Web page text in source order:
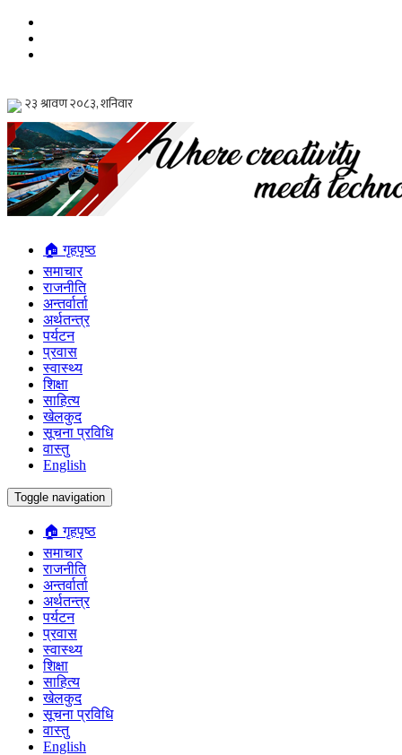
🏠 गृहपृष्ठ
समाचार
राजनीति
अन्तर्वार्ता
अर्थतन्त्र
पर्यटन
प्रवास
स्वास्थ्य
शिक्षा
साहित्य
खेलकुद
सूचना प्रविधि
वास्तु
English
Toggle navigation
🏠 गृहपृष्ठ
समाचार
राजनीति
अन्तर्वार्ता
अर्थतन्त्र
पर्यटन
प्रवास
स्वास्थ्य
शिक्षा
साहित्य
खेलकुद
सूचना प्रविधि
वास्तु
English